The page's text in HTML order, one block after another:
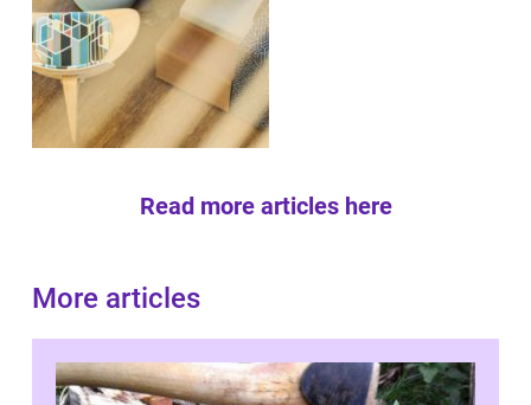
Read more articles here
More articles